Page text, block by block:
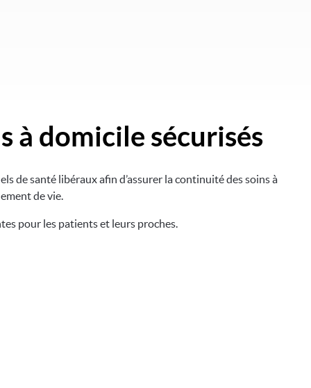
à domicile sécurisés
de santé libéraux afin d’assurer la continuité des soins à
de vie.
pour les patients et leurs proches.